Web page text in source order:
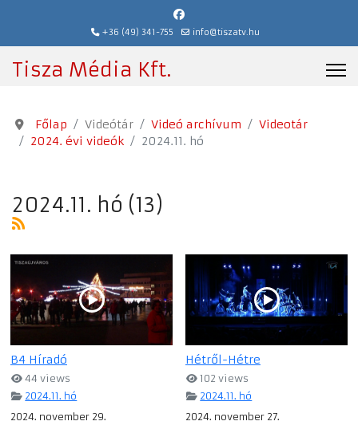
+36 (49) 341-755 info@tiszatv.hu
Tisza Média Kft.
Főlap Videótár Videó archívum
Videotár
2024. évi videók
2024.11. hó
2024.11. hó (13)
B4 Híradó
44 views
2024.11. hó
2024. november 29.
Hétről-Hétre
102 views
2024.11. hó
2024. november 27.